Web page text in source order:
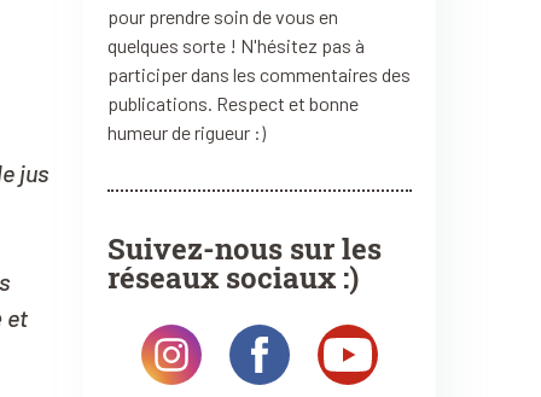
jus
et
pour prendre soin de vous en
quelques sorte ! N'hésitez pas à
participer dans les commentaires des
publications. Respect et bonne
humeur de rigueur :)
Suivez-nous sur les
réseaux sociaux :)